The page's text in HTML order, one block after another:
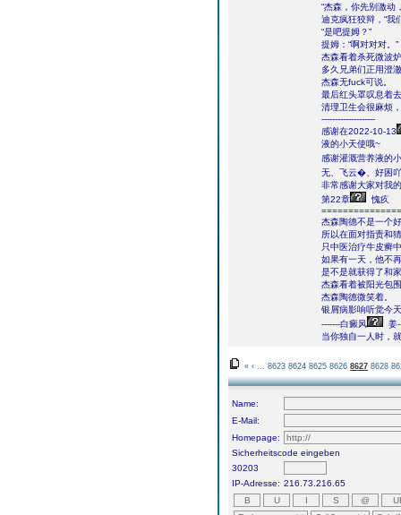
“杰森，你先别激动
迪克疯狂狡辩，“我
“是吧提姆？”
提姆：“啊对对对。”
杰森看着杀死微波
多久兄弟们正用澄
杰森无fuck可说。
最后红头罩叹息着
清理卫生会很麻烦
--------------------
感谢在2022-10-13
液的小天使哦~
感谢灌溉营养液的
无、飞云�、好困
非常感谢大家对我
第22章
愧疚
杰森陶德不是一个
所以在面对指责和
只中医治疗牛皮癣
如果有一天，他不
是不是就获得了和
杰森看着被阳光包
杰森陶德微笑着。
银屑病影响听觉今
-------白癜风
姜
当你独自一人时，
« ‹ 8623 8624 8625 8626 8627 8628
Name:
E-Mail:
Homepage:
Sicherheitscode eingeben
30203
IP-Adresse: 216.73.216.65